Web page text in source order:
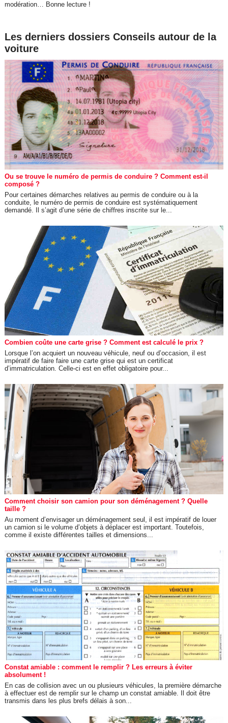
modération… Bonne lecture !
Les derniers dossiers Conseils autour de la
voiture
Ou se trouve le numéro de permis de conduire ? Comment est-il
composé ?
Pour certaines démarches relatives au permis de conduire ou à la
conduite, le numéro de permis de conduire est systématiquement
demandé. Il s’agit d’une série de chiffres inscrite sur le...
Combien coûte une carte grise ? Comment est calculé le prix ?
Lorsque l’on acquiert un nouveau véhicule, neuf ou d’occasion, il est
impératif de faire faire une carte grise qui est un certificat
d’immatriculation. Celle-ci est en effet obligatoire pour...
Comment choisir son camion pour son déménagement ? Quelle
taille ?
Au moment d’envisager un déménagement seul, il est impératif de louer
un camion si le volume d’objets à déplacer est important. Toutefois,
comme il existe différentes tailles et dimensions...
Constat amiable : comment le remplir ? Les erreurs à éviter
absolument !
En cas de collision avec un ou plusieurs véhicules, la première démarche
à effectuer est de remplir sur le champ un constat amiable. Il doit être
transmis dans les plus brefs délais à son...